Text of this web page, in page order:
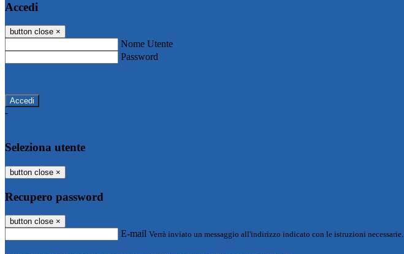
Accedi
button close ×
Nome Utente
Password
-
Seleziona utente
button close ×
Recupero password
button close ×
E-mail Verrà inviato un messaggio all'indirizzo indicato con le istruzioni necessarie.